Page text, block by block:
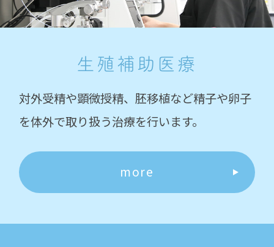
生殖補助医療
対外受精や顕微授精、胚移植など精子や卵子
を体外で取り扱う治療を行います。
more